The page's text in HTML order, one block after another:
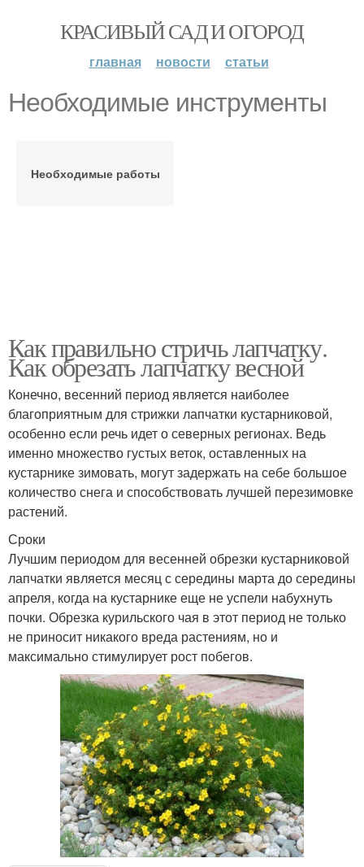
КРАСИВЫЙ САД И ОГОРОД
главная новости статьи
Необходимые инструменты
Необходимые работы
Как правильно стричь лапчатку.
Как обрезать лапчатку весной
Конечно, весенний период является наиболее
благоприятным для стрижки лапчатки кустарниковой,
особенно если речь идет о северных регионах. Ведь
именно множество густых веток, оставленных на
кустарнике зимовать, могут задержать на себе большое
количество снега и способствовать лучшей перезимовке
растений.
Сроки
Лучшим периодом для весенней обрезки кустарниковой
лапчатки является месяц с середины марта до середины
апреля, когда на кустарнике еще не успели набухнуть
почки. Обрезка курильского чая в этот период не только
не приносит никакого вреда растениям, но и
максимально стимулирует рост побегов.